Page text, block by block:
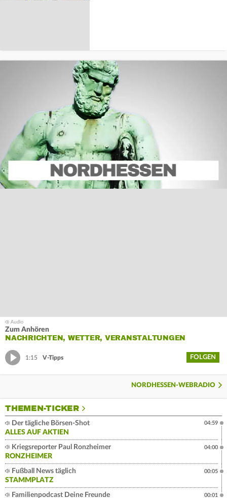
Zum Anhören
NACHRICHTEN, WETTER, VERANSTALTUNGEN
1:15 V-Tipps FOLGEN
NORDHESSEN-WEBRADIO
THEMEN-TICKER
Der tägliche Börsen-Shot
ALLES AUF AKTIEN
04:59
Kriegsreporter Paul Ronzheimer
RONZHEIMER
04:00
Fußball News täglich
STAMMPLATZ
00:05
Familienpodcast Deine Freunde
00:01